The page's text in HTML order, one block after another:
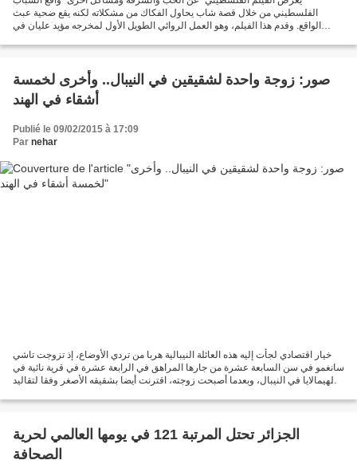
الفلسطيني من خلال قصة شاب يحاول الفكاك من مشكلاته لكنه يقع ضحية عبث
الواقع. وقدم هذا الفيلم، وهو العمل الروائي الطويل الأول لمخرجه مؤيد عليان في
صور: زوجة واحدة لشقيقين في النيبال.. وأخرى لخمسة
أشقاء في الهند
Publié le 09/02/2015 à 17:09
Par nehar
خيار اقتصادي لجأت إليه هذه العائلة النيبالية هربا من تردي الأوضاع، إذ تزوجت تاشي
سانغمو في سن السابعة عشرة من جارها المراهق في الرابعة عشرة في قرية نائية في
الهيمالايا في النيبال، وبعدما أصبحت زوجته، اقترنت أيضا بشقيقه الأصغر وفقا لتقاليد
الجزائر تحتل المرتبة 121 في يومها العالمي لحرية
الصحافة